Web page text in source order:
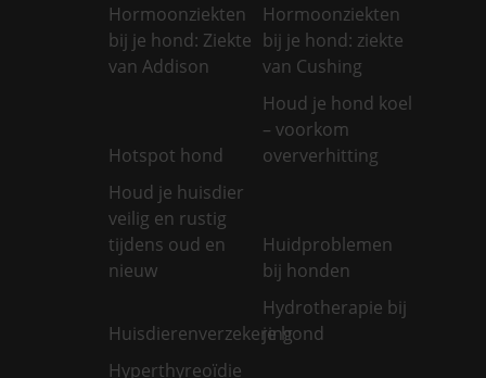
Hormoonziekten
bij je hond: Ziekte
van Addison
Hormoonziekten
bij je hond: ziekte
van Cushing
Hotspot hond
Houd je hond koel
– voorkom
oververhitting
Houd je huisdier
veilig en rustig
tijdens oud en
nieuw
Huidproblemen
bij honden
Huisdierenverzekering
Hydrotherapie bij
je hond
Hyperthyreoïdie